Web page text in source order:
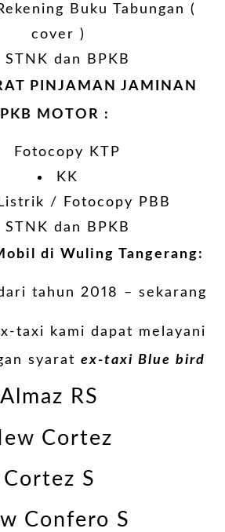
Buku Tabungan (
cover )
STNK dan BPKB
PINJAMAN JAMINAN
MOTOR :
Fotocopy KTP
KK
/ Fotocopy PBB
STNK dan BPKB
di Wuling Tangerang:
tahun 2018 – sekarang
taxi kami dapat melayani
syarat ex-taxi Blue bird
Almaz RS
Cortez
Cortez S
Confero S